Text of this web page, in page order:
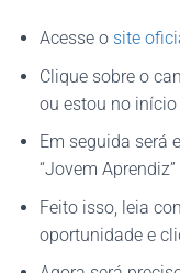
Acesse o site
Clique sobre o
ou estou no início
Em seguida será
“Jovem
Feito isso, leia
oportunidade e